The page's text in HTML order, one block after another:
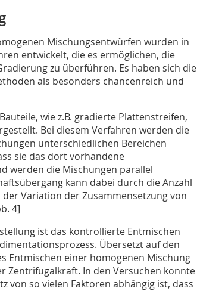
Mischungsentwürfen wurden in
entwickelt, die es ermöglichen, die
zu überführen. Es haben sich die
als besonders chancenreich und
wie z.B. gradierte Plattenstreifen,
Bei diesem Verfahren werden die
unterschiedlichen Bereichen
sie das dort vorhandene
werden die Mischungen parallel
kann dabei durch die Anzahl
Variation der Zusammensetzung von
4]
ist das kontrollierte Entmischen
Übersetzt auf den
Entmischen einer homogenen Mischung
Zentrifugalkraft. In den Versuchen konnte
von so vielen Faktoren abhängig ist, dass